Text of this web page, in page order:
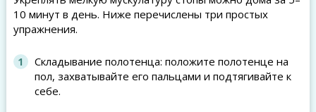
10 минут в день. Ниже перечислены три простых
упражнения.
Складывание полотенца: положите полотенце на
пол, захватывайте его пальцами и подтягивайте к
себе.